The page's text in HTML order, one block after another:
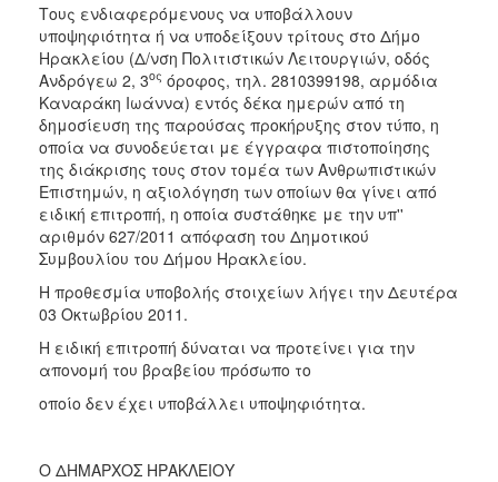
2006
ΤΟΠΟΣ
ΠΟΛΙΤΙΣΜΟΣ
ΑΝΘΕΚΤΙΚΗ
ΠΟΛΗ
Τους ενδιαφερόμενους να υποβάλλουν
υποψηφιότητα ή να υποδείξουν τρίτους στο Δήμο
Ηρακλείου (Δ/νση Πολιτιστικών Λειτουργιών, οδός
Ανδρόγεω 2, 3ος όροφος, τηλ. 2810399198, αρμόδια
Καναράκη Ιωάννα) εντός δέκα ημερών από τη
δημοσίευση της παρούσας προκήρυξης στον τύπο, η
οποία να συνοδεύεται με έγγραφα πιστοποίησης
της διάκρισης τους στον τομέα των Ανθρωπιστικών
Επιστημών, η αξιολόγηση των οποίων θα γίνει από
ειδική επιτροπή, η οποία συστάθηκε με την υπ''
αριθμόν 627/2011 απόφαση του Δημοτικού
Συμβουλίου του Δήμου Ηρακλείου.
Η προθεσμία υποβολής στοιχείων λήγει την Δευτέρα
03 Οκτωβρίου 2011.
Η ειδική επιτροπή δύναται να προτείνει για την
απονομή του βραβείου πρόσωπο το
οποίο δεν έχει υποβάλλει υποψηφιότητα.
Ο ΔΗΜΑΡΧΟΣ ΗΡΑΚΛΕΙΟΥ